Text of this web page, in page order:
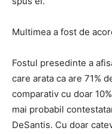
Multimea a fost de
Fostul presedinte a
care arata ca are 71%
comparativ cu doar
mai probabil
DeSantis. Cu doar